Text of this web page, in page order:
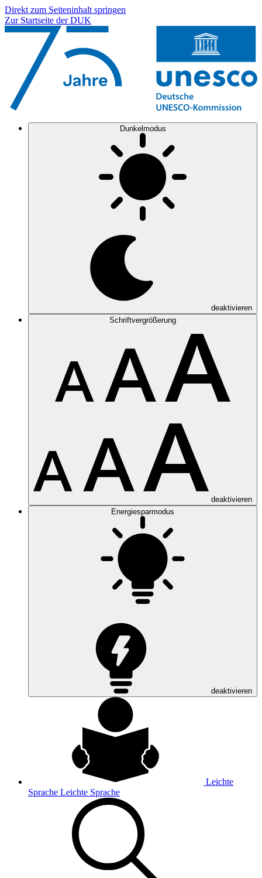
Direkt zum Seiteninhalt springen
Zur Startseite der DUK
Dunkelmodus
deaktivieren
Schriftvergrößerung
deaktivieren
Energiesparmodus
deaktivieren
Leichte
Sprache Leichte Sprache